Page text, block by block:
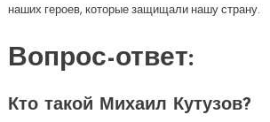
наших героев, которые защищали нашу страну.
Вопрос-ответ:
Кто такой Михаил Кутузов?